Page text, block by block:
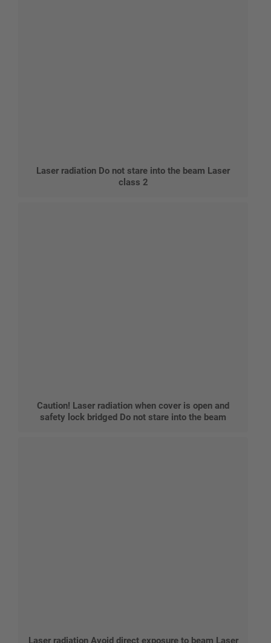
Laser radiation Do not stare into the beam Laser
class 2
Caution! Laser radiation when cover is open and
safety lock bridged Do not stare into the beam
Laser radiation Avoid direct exposure to beam Laser